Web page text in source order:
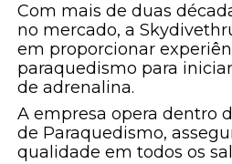
Com mais de duas
no mercado, a
em proporcionar
paraquedismo para
de adrenalina.
A empresa opera dentro
de Paraquedismo,
qualidade em todos os